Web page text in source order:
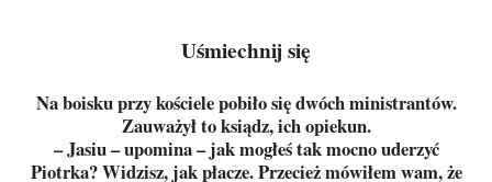
Uśmiechnij się
Na boisku przy kościele pobiło się dwóch ministrantów.
Zauważył to ksiądz, ich opiekun.
– Jasiu – upomina – jak mogłeś tak mocno uderzyć
Piotrka? Widzisz, jak płacze. Przecież mówiłem wam, że